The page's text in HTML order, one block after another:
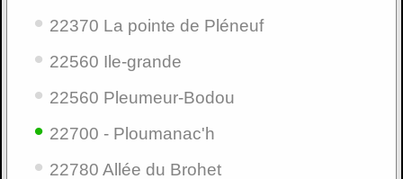
• 22370 La pointe de Pléneuf
• 22560 Ile-grande
• 22560 Pleumeur-Bodou
• 22700 - Ploumanac'h
• 22780 Allée du Brohet